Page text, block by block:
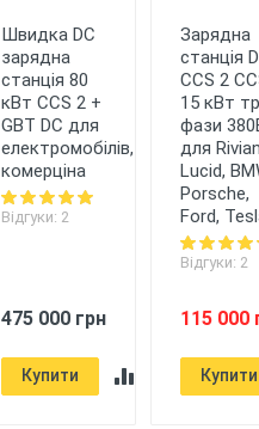
Швидка DC
зарядна
станція 80
кВт CCS 2 +
GBT DC для
електромобілів,
комерціна
Відгуки: 2
475 000 грн
Купити
Зарядна
станція
CCS 2
15 кВт
фази
для
Lucid,
Porsche,
Ford,
Відгуки: 2
115 000
Купити